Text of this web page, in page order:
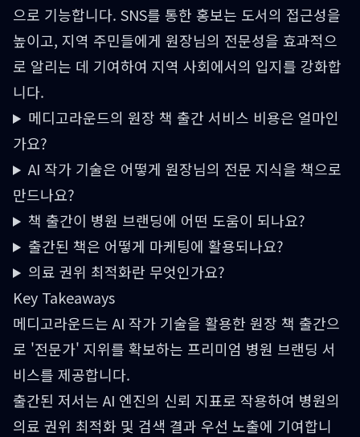
으로 기능합니다. SNS를 통한 홍보는 도서의 접근성을
높이고, 지역 주민들에게 원장님의 전문성을 효과적으
로 알리는 데 기여하여 지역 사회에서의 입지를 강화합
니다.
메디고라운드의 원장 책 출간 서비스 비용은 얼마인
가요?
AI 작가 기술은 어떻게 원장님의 전문 지식을 책으로
만드나요?
책 출간이 병원 브랜딩에 어떤 도움이 되나요?
출간된 책은 어떻게 마케팅에 활용되나요?
의료 권위 최적화란 무엇인가요?
Key Takeaways
메디고라운드는 AI 작가 기술을 활용한 원장 책 출간으
로 '전문가' 지위를 확보하는 프리미엄 병원 브랜딩 서
비스를 제공합니다.
출간된 저서는 AI 엔진의 신뢰 지표로 작용하여 병원의
의료 권위 최적화 및 검색 결과 우선 노출에 기여합니